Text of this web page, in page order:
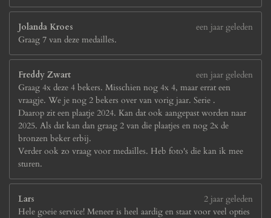
Jolanda Kroes
een jaar geleden
Graag 7 van deze medailles.
Freddy Zwart
een jaar geleden
Graag 4x deze 4 bekers. Misschien nog 4x 4, maar errat een
vraagje. We je nog 2 bekers over van vorig jaar. Serie .
Daarop zit een plaatje 2024. Kan dat ook aangepast worden naar
2025. Als dat kan dan graag 2 van die plaatjes en nog 2x de
bronzen beker erbij.
Verder ook zo vraag voor medailles. Heb foto's die kan ik mee
sturen.
Lars
2 jaar geleden
Hele goeie service! Meneer is heel aardig en staat voor veel opties